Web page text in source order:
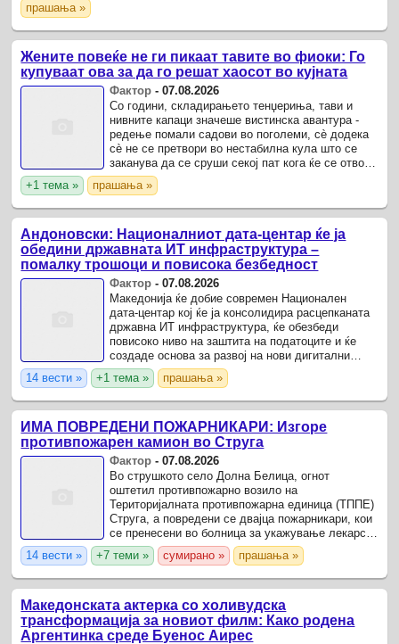
прашања »
Жените повеќе не ги пикаат тавите во фиоки: Го
купуваат ова за да го решат хаосот во кујната
Фактор -07.08.2026
Со години, складирањето тенџериња, тави и
нивните капаци значеше вистинска авантура -
редење помали садови во поголеми, сè додека
сè не се претвори во нестабилна кула што се
заканува да се сруши секој пат кога ќе се отвори
и прави хаос во кујната.
+1 тема » прашања »
Андоновски: Националниот дата-центар ќе ја
обедини државната ИТ инфраструктура –
помалку трошоци и повисока безбедност
Фактор -07.08.2026
Македонија ќе добие современ Национален
дата-центар кој ќе ја консолидира расцепканата
државна ИТ инфраструктура, ќе обезбеди
повисоко ниво на заштита на податоците и ќе
создаде основа за развој на нови дигитални
услуги и технологии.
14 вести » +1 тема » прашања »
ИМА ПОВРЕДЕНИ ПОЖАРНИКАРИ: Изгоре
противпожарен камион во Струга
Фактор -07.08.2026
Во струшкото село Долна Белица, огнот
оштетил противпожарно возило на
Територијалната противпожарна единица (ТППЕ)
Струга, а повредени се двајца пожарникари, кои
се пренесени во болница за укажување лекарска
помош.
14 вести » +7 теми » сумирано » прашања »
Македонската актерка со холивудска
трансформација за новиот филм: Како родена
Аргентинка среде Буенос Аирес